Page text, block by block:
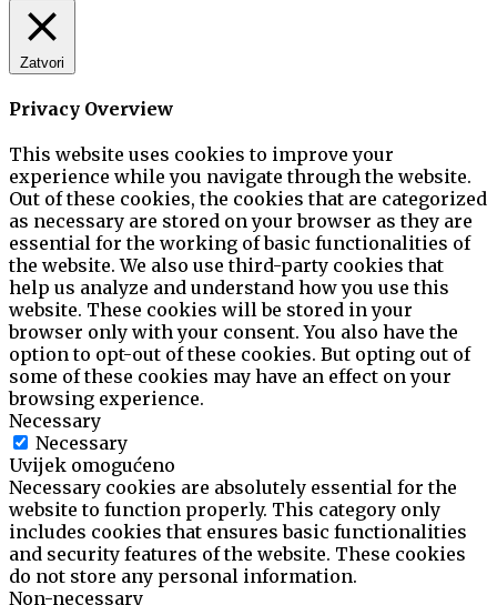
Zatvori
Privacy Overview
This website uses cookies to improve your
experience while you navigate through the website.
Out of these cookies, the cookies that are categorized
as necessary are stored on your browser as they are
essential for the working of basic functionalities of
the website. We also use third-party cookies that
help us analyze and understand how you use this
website. These cookies will be stored in your
browser only with your consent. You also have the
option to opt-out of these cookies. But opting out of
some of these cookies may have an effect on your
browsing experience.
Necessary
Necessary
Uvijek omogućeno
Necessary cookies are absolutely essential for the
website to function properly. This category only
includes cookies that ensures basic functionalities
and security features of the website. These cookies
do not store any personal information.
Non-necessary